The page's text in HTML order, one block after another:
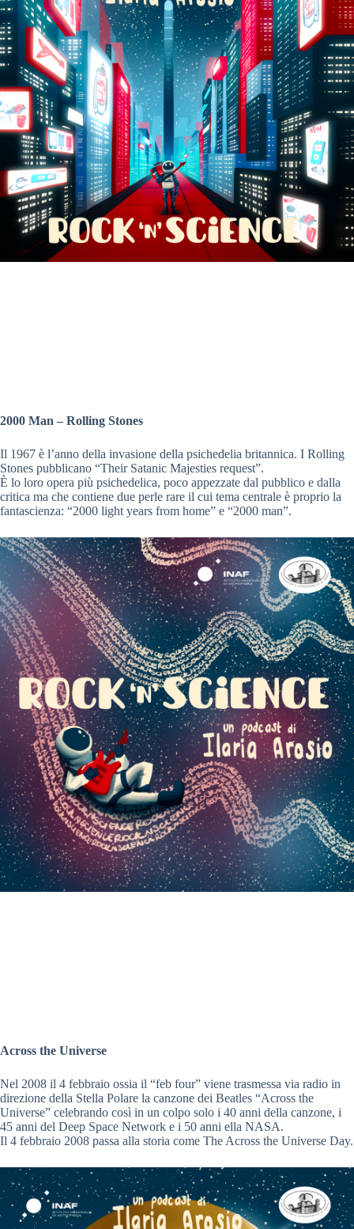
2000 Man – Rolling Stones
Il 1967 è l’anno della invasione della psichedelia britannica. I Rolling
Stones pubblicano “Their Satanic Majesties request”.
È lo loro opera più psichedelica, poco appezzate dal pubblico e dalla
critica ma che contiene due perle rare il cui tema centrale è proprio la
fantascienza: “2000 light years from home” e “2000 man”.
Across the Universe
Nel 2008 il 4 febbraio ossia il “feb four” viene trasmessa via radio in
direzione della Stella Polare la canzone dei Beatles “Across the
Universe” celebrando così in un colpo solo i 40 anni della canzone, i
45 anni del Deep Space Network e i 50 anni ella NASA.
Il 4 febbraio 2008 passa alla storia come The Across the Universe Day.